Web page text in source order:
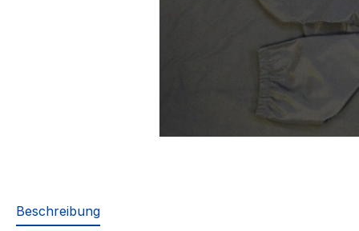
Beschreibung